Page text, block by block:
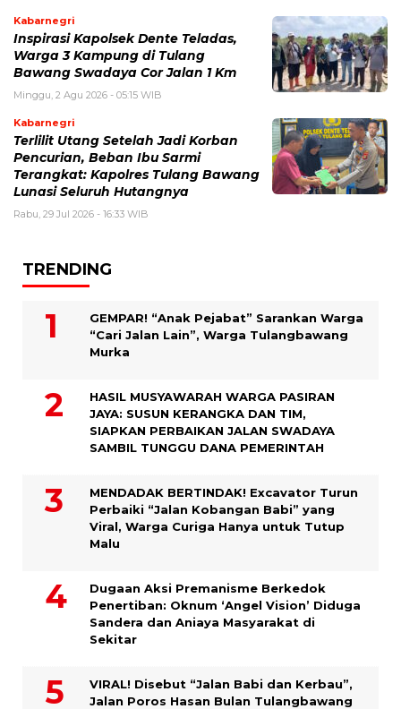
Kabarnegri
Inspirasi Kapolsek Dente Teladas,
Warga 3 Kampung di Tulang
Bawang Swadaya Cor Jalan 1 Km
Minggu, 2 Agu 2026 - 05:15 WIB
Kabarnegri
Terlilit Utang Setelah Jadi Korban
Pencurian, Beban Ibu Sarmi
Terangkat: Kapolres Tulang Bawang
Lunasi Seluruh Hutangnya
Rabu, 29 Jul 2026 - 16:33 WIB
TRENDING
GEMPAR! “Anak Pejabat” Sarankan Warga
“Cari Jalan Lain”, Warga Tulangbawang
Murka
HASIL MUSYAWARAH WARGA PASIRAN
JAYA: SUSUN KERANGKA DAN TIM,
SIAPKAN PERBAIKAN JALAN SWADAYA
SAMBIL TUNGGU DANA PEMERINTAH
MENDADAK BERTINDAK! Excavator Turun
Perbaiki “Jalan Kobangan Babi” yang
Viral, Warga Curiga Hanya untuk Tutup
Malu
Dugaan Aksi Premanisme Berkedok
Penertiban: Oknum ‘Angel Vision’ Diduga
Sandera dan Aniaya Masyarakat di
Sekitar
VIRAL! Disebut “Jalan Babi dan Kerbau”,
Jalan Poros Hasan Bulan Tulangbawang